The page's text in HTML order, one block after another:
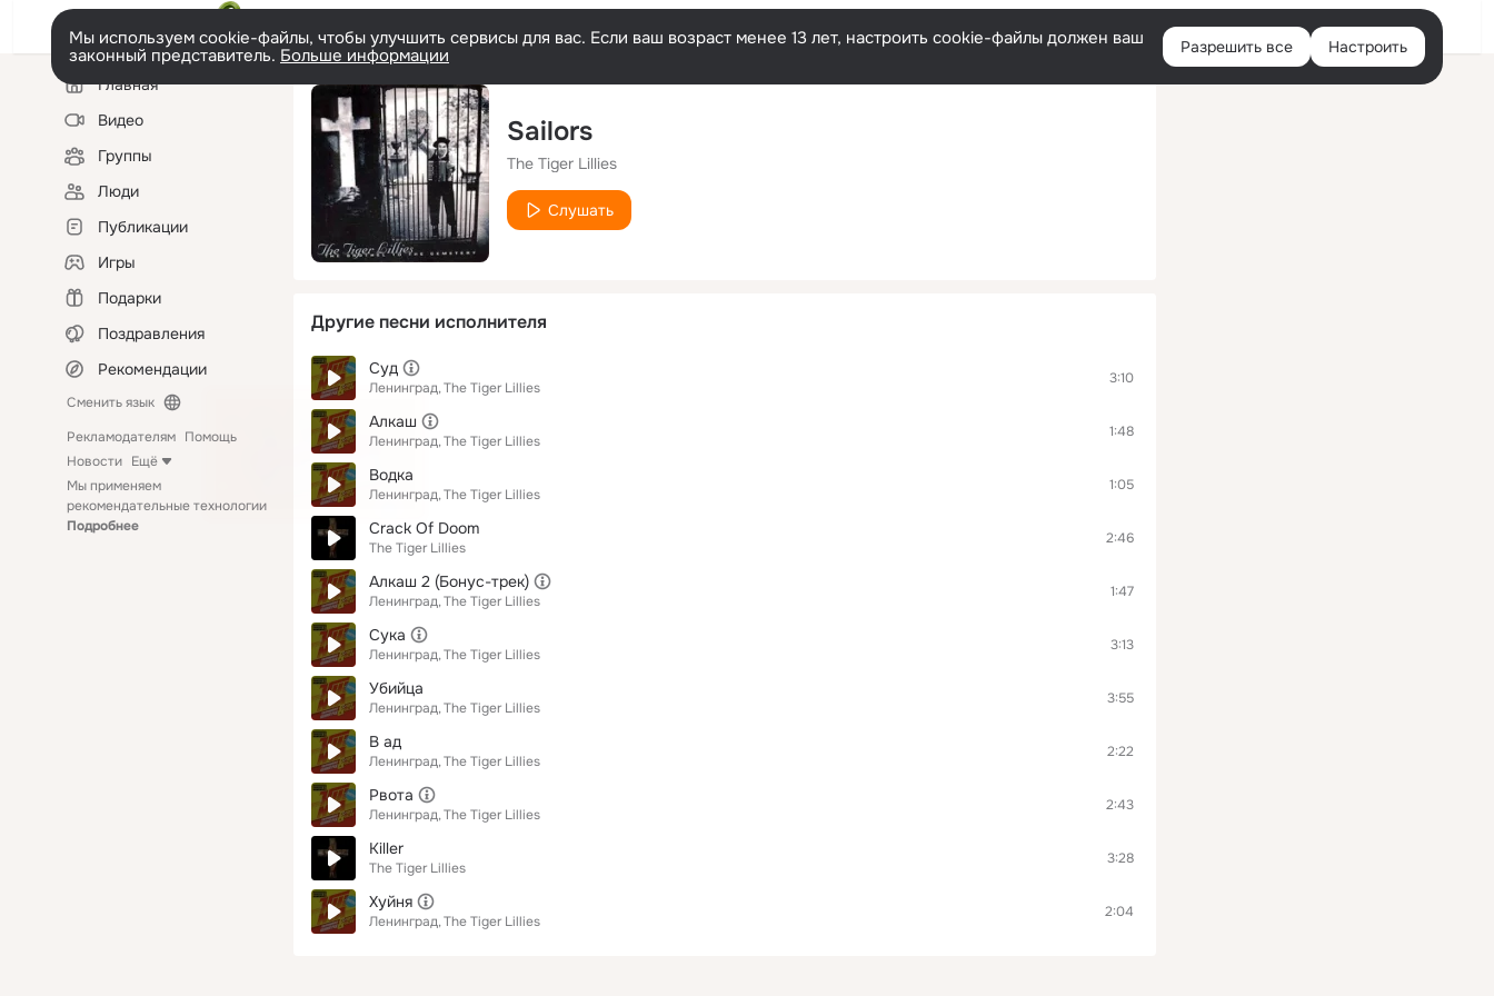
Войти
Мы используем cookie-файлы, чтобы улучшить сервисы для вас. Если ваш возраст менее 13 лет, настроить cookie-файлы должен ваш
законный представитель. Больше информации Разрешить все Настроить
Левая
колонкаГлавная
Видео
Группы
Люди
Публикации
Игры
Подарки
Поздравления
Рекомендации
Сменить язык
Рекламодателям Помощь
Новости Ещё
Мы применяем
рекомендательные технологии
Подробнее
Sailors
The Tiger Lillies
Слушать
Другие песни исполнителя
Суд
Ленинград The Tiger Lillies
3:10
Алкаш
Ленинград The Tiger Lillies
1:48
Водка
Ленинград The Tiger Lillies
1:05
Crack Of Doom
The Tiger Lillies
2:46
Алкаш 2 (Бонус-трек)
Ленинград The Tiger Lillies
1:47
Сука
Ленинград The Tiger Lillies
3:13
Убийца
Ленинград The Tiger Lillies
3:55
В ад
Ленинград The Tiger Lillies
2:22
Рвота
Ленинград The Tiger Lillies
2:43
Killer
The Tiger Lillies
3:28
Хуйня
Ленинград The Tiger Lillies
2:04